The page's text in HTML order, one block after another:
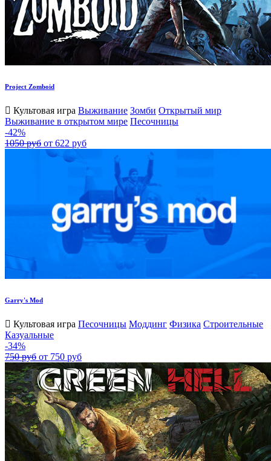
Project Zomboid
Культовая игра Выживание Зомби Открытый мир
Выживание в открытом мире Песочницы
-42%
1050 руб от 622 руб
Garry's Mod
Культовая игра Песочницы Моддинг Физика Строительные
Казуальные
-34%
750 руб от 750 руб